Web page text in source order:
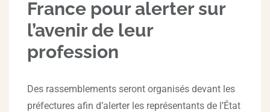
France pour alerter sur
l’avenir de leur
profession
Des rassemblements seront organisés devant les
préfectures afin d’alerter les représentants de l’État